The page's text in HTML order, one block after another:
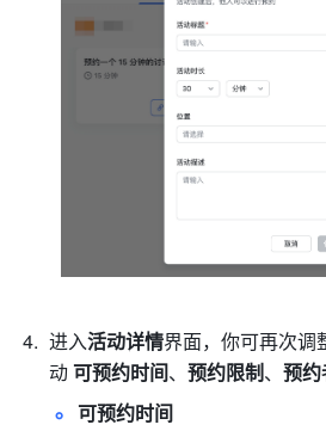
进入活动详情界面，你可再次调
动 可预约时间、预约限制、预
可预约时间